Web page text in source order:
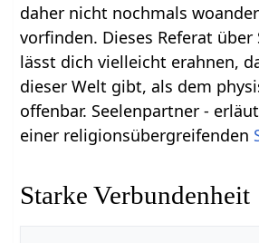
daher nicht nochmals
vorfinden. Dieses Referat über
lässt dich vielleicht erahnen,
dieser Welt gibt, als dem
offenbar. Seelenpartner -
einer religionsübergreifenden
Starke Verbundenheit